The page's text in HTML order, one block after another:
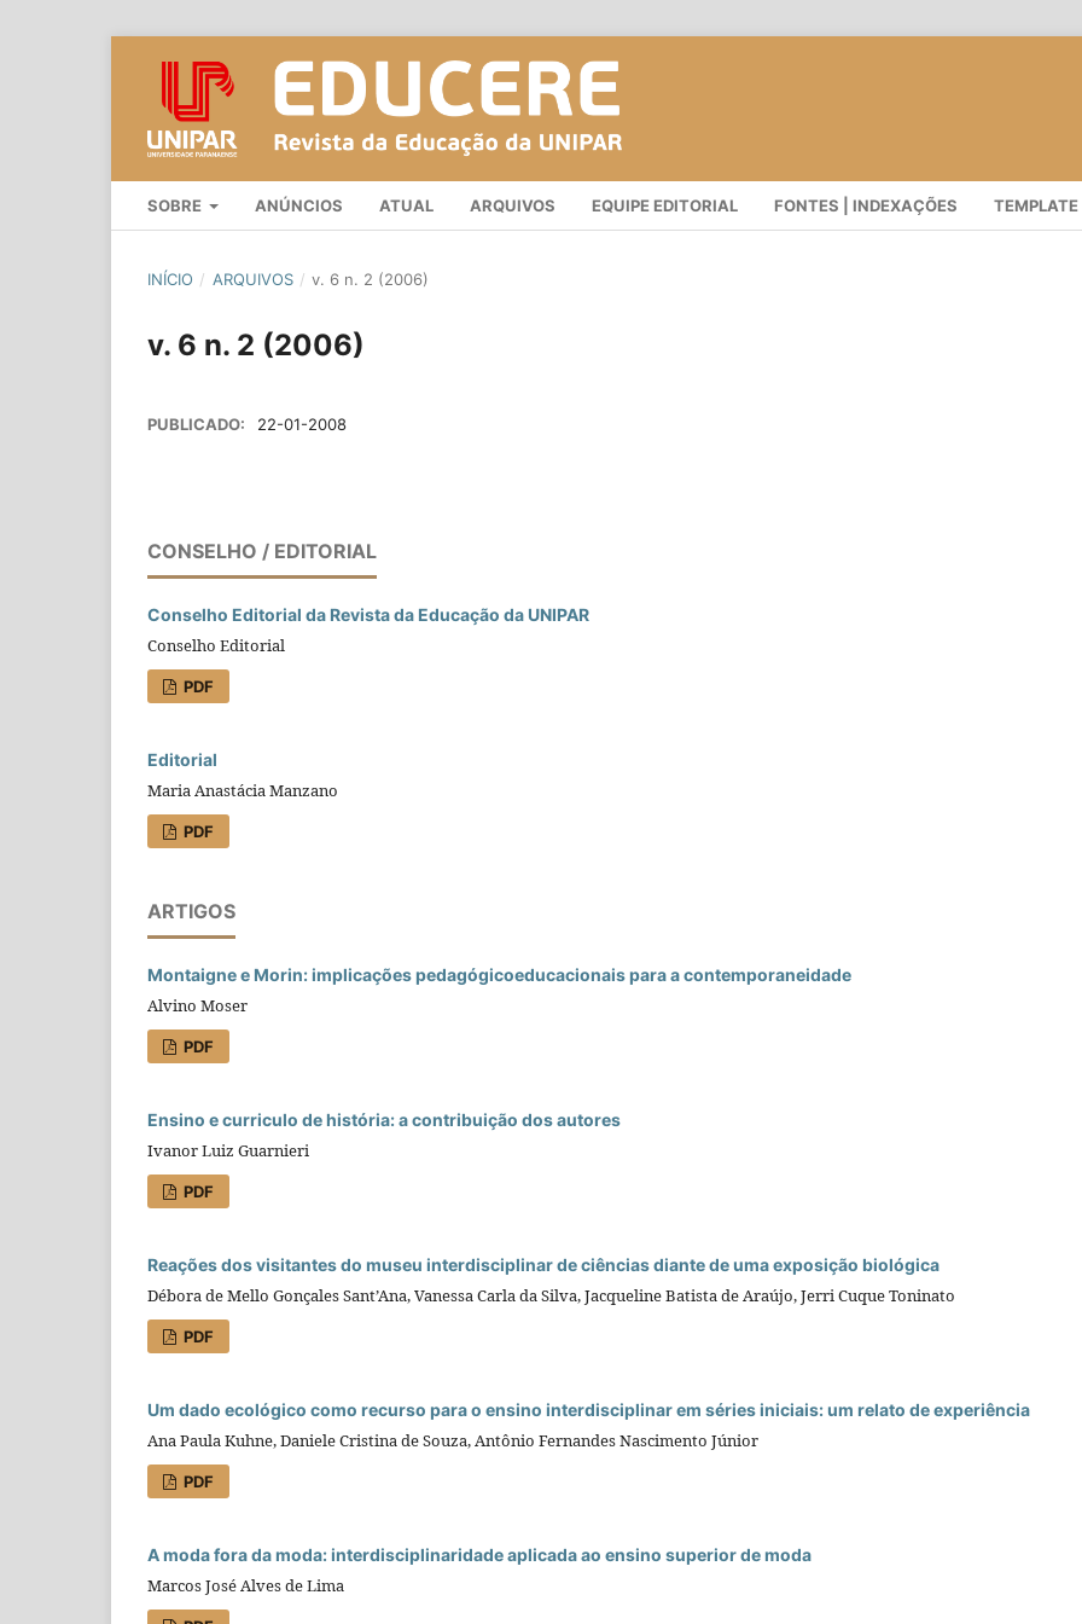
SOBRE ANÚNCIOS ATUAL ARQUIVOS EQUIPE EDITORIAL FONTES | INDEXAÇÕES TEMPLATE
INÍCIO / ARQUIVOS / v. 6 n. 2 (2006)
v. 6 n. 2 (2006)
PUBLICADO: 22-01-2008
CONSELHO / EDITORIAL
Conselho Editorial da Revista da Educação da UNIPAR
Conselho Editorial
PDF
Editorial
Maria Anastácia Manzano
PDF
ARTIGOS
Montaigne e Morin: implicações pedagógicoeducacionais para a contemporaneidade
Alvino Moser
PDF
Ensino e curriculo de história: a contribuição dos autores
Ivanor Luiz Guarnieri
PDF
Reações dos visitantes do museu interdisciplinar de ciências diante de uma exposição biológica
Débora de Mello Gonçales Sant’Ana, Vanessa Carla da Silva, Jacqueline Batista de Araújo, Jerri Cuque Toninato
PDF
Um dado ecológico como recurso para o ensino interdisciplinar em séries iniciais: um relato de experiência
Ana Paula Kuhne, Daniele Cristina de Souza, Antônio Fernandes Nascimento Júnior
PDF
A moda fora da moda: interdisciplinaridade aplicada ao ensino superior de moda
Marcos José Alves de Lima